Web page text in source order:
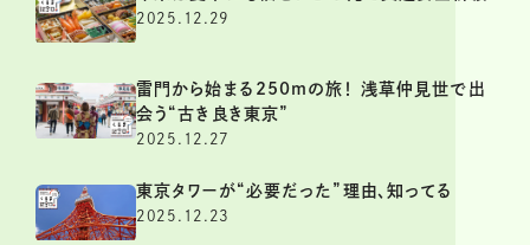
2025.12.29
雷門から始まる250mの旅！ 浅草仲見世で出
会う“古き良き東京”
2025.12.27
東京タワーが“必要だった”理由、知ってる
2025.12.23